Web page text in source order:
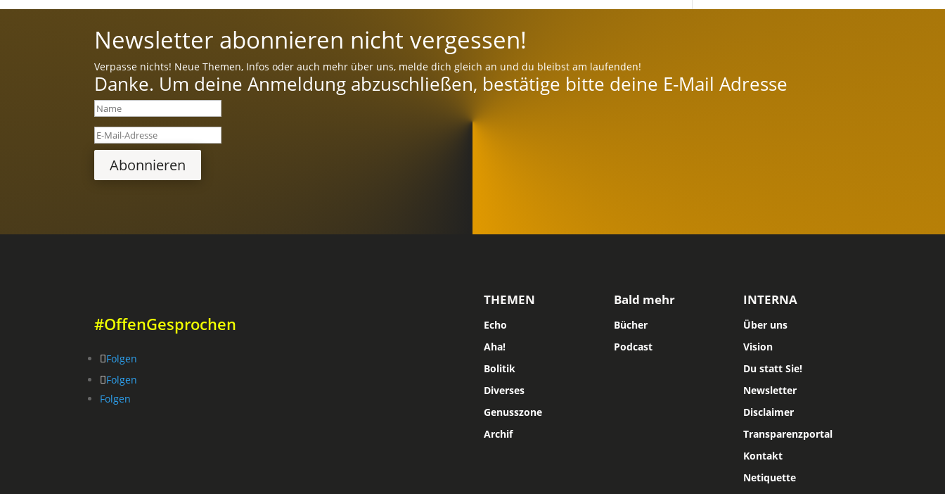
Newsletter abonnieren nicht vergessen!
Verpasse nichts! Neue Themen, Infos oder auch mehr über uns, melde dich gleich an und du bleibst am laufenden!
Danke. Um deine Anmeldung abzuschließen, bestätige bitte deine E-Mail Adresse
Abonnieren
#OffenGesprochen
Folgen
Folgen
Folgen
THEMEN
Echo
Aha!
Bolitik
Diverses
Genusszone
Archif
Bald mehr
Bücher
Podcast
INTERNA
Über uns
Vision
Du statt Sie!
Newsletter
Disclaimer
Transparenzportal
Kontakt
Netiquette